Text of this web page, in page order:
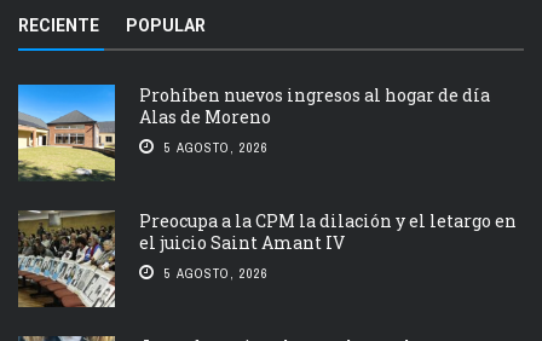
RECIENTE POPULAR
Prohíben nuevos ingresos al hogar de día
Alas de Moreno
5 AGOSTO, 2026
Preocupa a la CPM la dilación y el letargo en
el juicio Saint Amant IV
5 AGOSTO, 2026